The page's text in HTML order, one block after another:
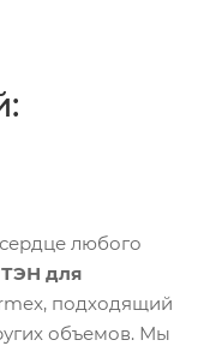
любого
ТЭН для
подходящий
объемов. Мы